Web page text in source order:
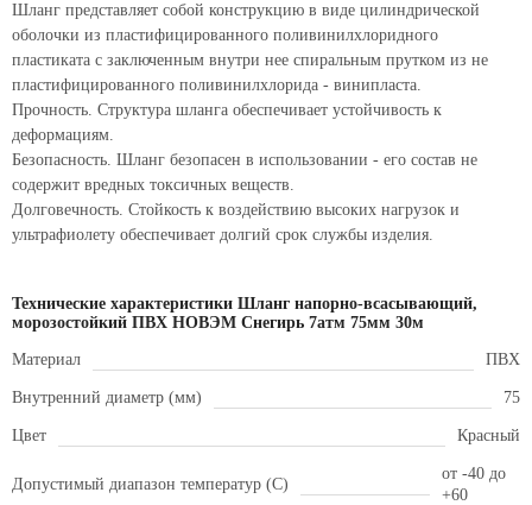
Шланг представляет собой конструкцию в виде цилиндрической
оболочки из пластифицированного поливинилхлоридного
пластиката с заключенным внутри нее спиральным прутком из не
пластифицированного поливинилхлорида - винипласта.
Прочность. Структура шланга обеспечивает устойчивость к
деформациям.
Безопасность. Шланг безопасен в использовании - его состав не
содержит вредных токсичных веществ.
Долговечность. Стойкость к воздействию высоких нагрузок и
ультрафиолету обеспечивает долгий срок службы изделия.
Технические характеристики Шланг напорно-всасывающий,
морозостойкий ПВХ НОВЭМ Снегирь 7атм 75мм 30м
Материал ПВХ
Внутренний диаметр (мм) 75
Цвет Красный
Допустимый диапазон температур (С)
от -40 до
+60